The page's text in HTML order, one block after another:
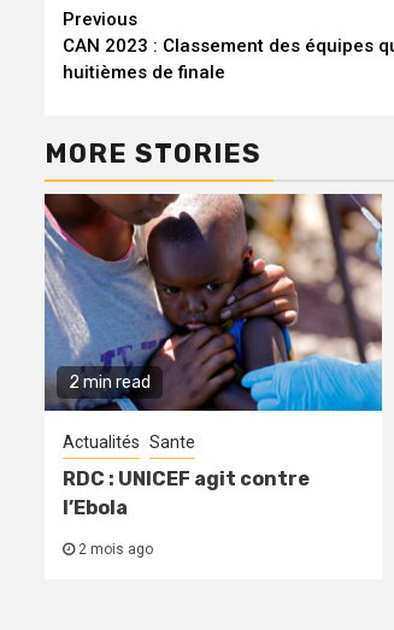
Continue
Reading
Previous
CAN 2023 : Classement des équipes
huitièmes de finale
MORE STORIES
2 min read
Actualités Sante
RDC : UNICEF agit contre
l’Ebola
2 mois ago